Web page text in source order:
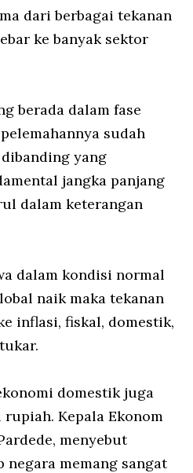
dari berbagai tekanan
ke banyak sektor
berada dalam fase
sudah
yang
jangka panjang
dalam keterangan
dalam kondisi normal
naik maka tekanan
inflasi, fiskal, domestik,
domestik juga
Kepala Ekonom
menyebut
memang sangat